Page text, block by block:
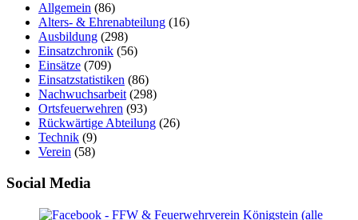
Allgemein (86)
Alters- & Ehrenabteilung (16)
Ausbildung (298)
Einsatzchronik (56)
Einsätze (709)
Einsatzstatistiken (86)
Nachwuchsarbeit (298)
Ortsfeuerwehren (93)
Rückwärtige Abteilung (26)
Technik (9)
Verein (58)
Social Media